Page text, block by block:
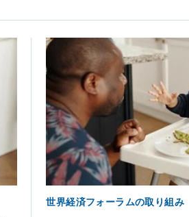
世界経済フォーラムの取り組み